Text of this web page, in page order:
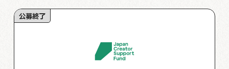
公募終了